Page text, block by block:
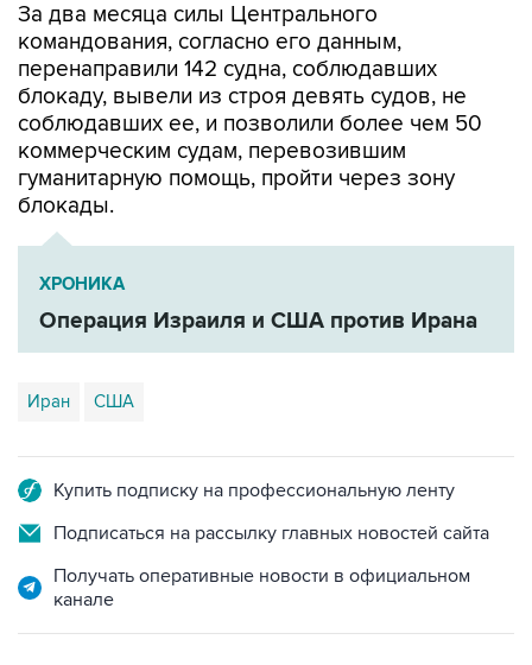
За два месяца силы Центрального
командования, согласно его данным,
перенаправили 142 судна, соблюдавших
блокаду, вывели из строя девять судов, не
соблюдавших ее, и позволили более чем 50
коммерческим судам, перевозившим
гуманитарную помощь, пройти через зону
блокады.
ХРОНИКА
Операция Израиля и США против Ирана
Иран США
Купить подписку на профессиональную ленту
Подписаться на рассылку главных новостей сайта
Получать оперативные новости в официальном
канале